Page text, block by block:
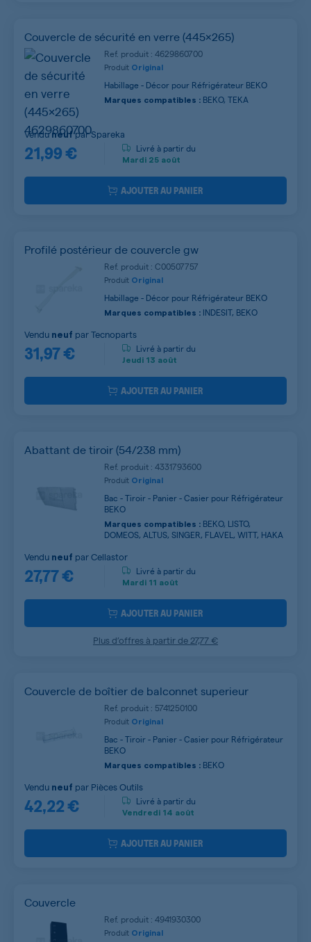
Couvercle de sécurité en verre (445x265)
Ref. produit : 4629860700
Produit Original
Habillage - Décor pour Réfrigérateur BEKO
Marques compatibles : BEKO, TEKA
21,99 €
VenduneufparSpareka
Livré à partir du
Mardi 25 août
AJOUTER AU PANIER
Profilé postérieur de couvercle gw
Ref. produit : C00507757
Produit Original
Habillage - Décor pour Réfrigérateur BEKO
Marques compatibles : INDESIT, BEKO
31,97 €
Vendu neuf parTecnoparts
Livré à partir du
Jeudi 13 août
AJOUTER AU PANIER
Abattant de tiroir (54/238 mm)
Ref. produit : 4331793600
Produit Original
Bac - Tiroir - Panier - Casier pour Réfrigérateur
BEKO
Marques compatibles : BEKO, LISTO,
DOMEOS, ALTUS, SINGER, FLAVEL, WITT, HAKA
27,77 €
Vendu neuf parCellastor
Livré à partir du
Mardi 11 août
AJOUTER AU PANIER
Plus d’offres à partir de 27,77 €
Couvercle de boîtier de balconnet superieur
Ref. produit : 5741250100
Produit Original
Bac - Tiroir - Panier - Casier pour Réfrigérateur
BEKO
Marques compatibles : BEKO
42,22 €
Vendu neuf par Pièces Outils
Livré à partir du
Vendredi 14 août
AJOUTER AU PANIER
Couvercle
Ref. produit : 4941930300
Produit Original